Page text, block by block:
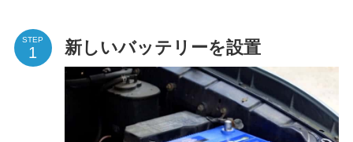
STEP 新しいバッテリーを設置